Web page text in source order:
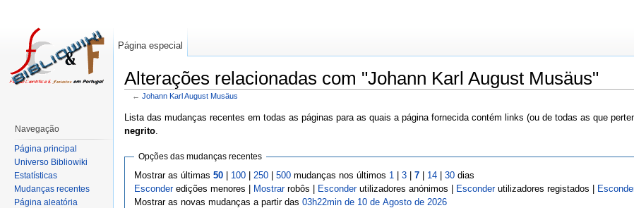
Alterações relacionadas com "Johann Karl August Musäus"
← Johann Karl August Musäus
Lista das mudanças recentes em todas as páginas para as quais a página fornecida contém links (ou de todas as que
negrito
Opções das mudanças recentes
Mostrar as últimas 50| 100| 250| 500mudanças nos últimos 1 | 3| 7| 14| 30dias
Esconderedições menores | Mostrarrobôs | Esconderutilizadores anónimos | Esconderutilizadores registados |
Mostrar as novas mudanças a partir das 03h22min de 10 de Agosto de 2026
Página especial
Navegação
Página principal
Universo Bibliowiki
Estatísticas
Mudanças recentes
Página aleatória